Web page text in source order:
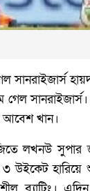
সানরাইজার্স
খান।
লখনউ সুপার
৩ উইকেট